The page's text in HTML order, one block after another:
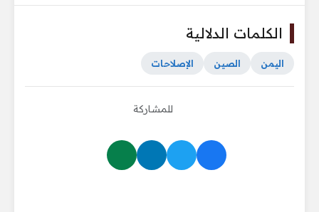
الكلمات الدلالية
اليمن الصين الإصلاحات
للمشاركة